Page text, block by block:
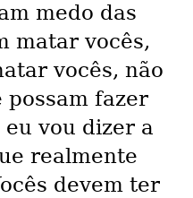
medo das
matar vocês,
vocês, não
possam fazer
eu vou dizer a
realmente
devem ter